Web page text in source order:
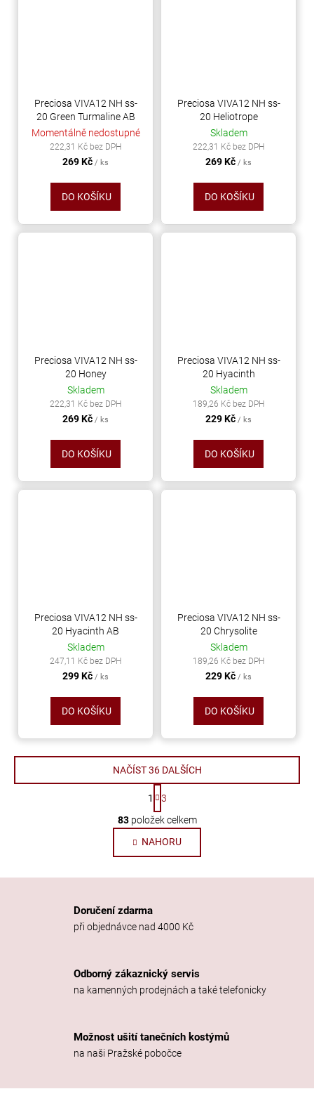
Preciosa VIVA12 NH ss-
20 Green Turmaline AB
Momentálně nedostupné
222,31 Kč bez DPH
269 Kč / ks
DO KOŠÍKU
Preciosa VIVA12 NH ss-
20 Heliotrope
Skladem
222,31 Kč bez DPH
269 Kč / ks
DO KOŠÍKU
Preciosa VIVA12 NH ss-
20 Honey
Skladem
222,31 Kč bez DPH
269 Kč / ks
DO KOŠÍKU
Preciosa VIVA12 NH ss-
20 Hyacinth
Skladem
189,26 Kč bez DPH
229 Kč / ks
DO KOŠÍKU
Preciosa VIVA12 NH ss-
20 Hyacinth AB
Skladem
247,11 Kč bez DPH
299 Kč / ks
DO KOŠÍKU
Preciosa VIVA12 NH ss-
20 Chrysolite
Skladem
189,26 Kč bez DPH
229 Kč / ks
DO KOŠÍKU
O
v
l
á
d
í
v
k
ý
p
i
u
NAČÍST 36 DALŠÍCH
S
t
r
á
n
k
í
1
3
83položek celkem
NAHORU
Doručení zdarma
při objednávce nad 4000 Kč
Odborný zákaznický servis
na kamenných prodejnách a také telefonicky
Možnost ušití tanečních kostýmů
na naši Pražské pobočce